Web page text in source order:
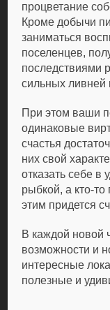
процветание
Кроме добычи
заниматься
поселенцев,
последствиями
сильных ливней
При этом ваши
одинаковые
счастья
них свой
отказать себе в
рыбкой, а кто-
этим придется
В каждой новой
возможности и
интересные
полезные и